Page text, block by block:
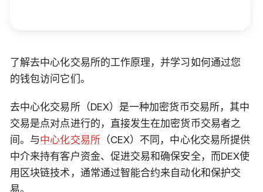
了解去中心化交易所的工作原理，并学习如何通过您
的钱包访问它们。
去中心化交易所（DEX）是一种加密货币交易所，其中
交易是点对点进行的，直接发生在加密货币交易者之
间。与中心化交易所（CEX）不同，中心化交易所提供
中介来持有客户资金、促进交易和确保安全，而DEX使
用区块链技术，通常通过智能合约来自动化和保护交
易。